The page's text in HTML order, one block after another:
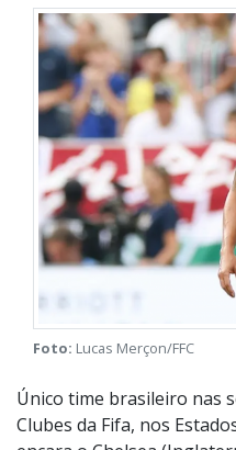
Publicado em 08/07/2025 às
Foto: Lucas Merçon/FFC